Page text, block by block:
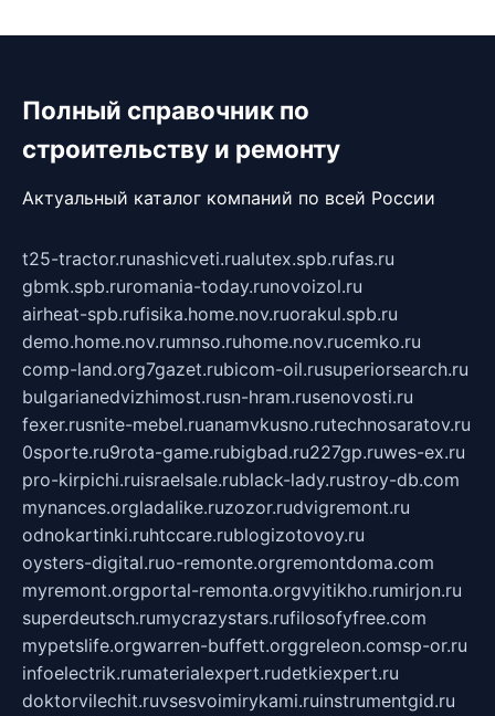
Полный справочник по
строительству и ремонту
Актуальный каталог компаний по всей России
t25-tractor.runashicveti.rualutex.spb.rufas.ru
gbmk.spb.ruromania-today.runovoizol.ru
airheat-spb.rufisika.home.nov.ruorakul.spb.ru
demo.home.nov.rumnso.ruhome.nov.rucemko.ru
comp-land.org7gazet.rubicom-oil.rusuperiorsearch.ru
bulgarianedvizhimost.rusn-hram.rusenovosti.ru
fexer.rusnite-mebel.ruanamvkusno.rutechnosaratov.ru
0sporte.ru9rota-game.rubigbad.ru227gp.ruwes-ex.ru
pro-kirpichi.ruisraelsale.rublack-lady.rustroy-db.com
mynances.orgladalike.ruzozor.rudvigremont.ru
odnokartinki.ruhtccare.rublogizotovoy.ru
oysters-digital.ruo-remonte.orgremontdoma.com
myremont.orgportal-remonta.orgvyitikho.rumirjon.ru
superdeutsch.rumycrazystars.rufilosofyfree.com
mypetslife.orgwarren-buffett.orggreleon.comsp-or.ru
infoelectrik.rumaterialexpert.rudetkiexpert.ru
doktorvilechit.ruvsesvoimirykami.ruinstrumentgid.ru